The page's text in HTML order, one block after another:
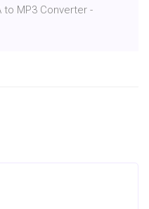
to MP3 Converter -